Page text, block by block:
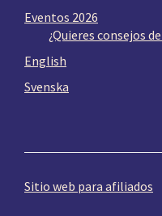
Eventos 2026
¿Quieres consejos
English
Svenska
Sitio web para afiliados